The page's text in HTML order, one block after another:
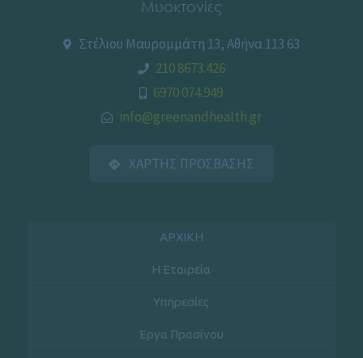
Μυοκτονίες
Στέλιου Μαυρομμάτη 13, Αθήνα 113 63
210 8673.426
6970 074.949
info@greenandhealth.gr
ΧΑΡΤΗΣ ΠΡΟΣΒΑΣΗΣ
ΑΡΧΙΚΗ
Η Εταιρεία
Υπηρεσίες
Έργα Πρασίνου